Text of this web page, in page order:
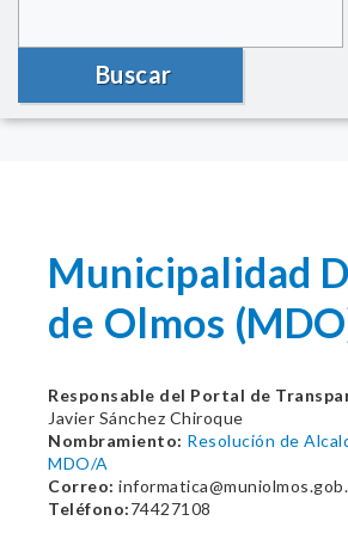
Buscar
Municipalidad
de Olmos
Responsable del Portal de
Javier Sánchez Chiroque
Nombramiento: Resolución de
MDO/A
Correo:
Teléfono:74427108